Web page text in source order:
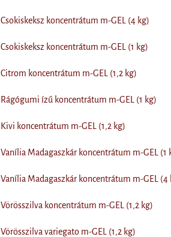
Csokiskeksz koncentrátum m-GEL (4 kg)
Csokiskeksz koncentrátum m-GEL (1 kg)
Citrom koncentrátum m-GEL (1,2 kg)
Rágógumi ízű koncentrátum m-GEL (1 kg)
Kivi koncentrátum m-GEL (1,2 kg)
Vanília Madagaszkár koncentrátum m-GEL (1
Vanília Madagaszkár koncentrátum m-GEL (4
Vörösszilva koncentrátum m-GEL (1,2 kg)
Vörösszilva variegato m-GEL (1,2 kg)